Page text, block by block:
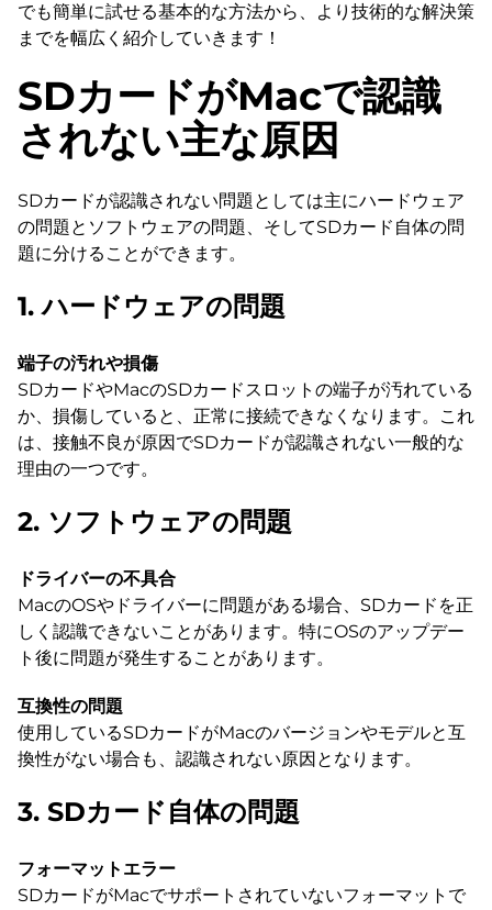
でも簡単に試せる基本的な方法から、より技術的な解決策
までを幅広く紹介していきます！
SDカードがMacで認識
されない主な原因
SDカードが認識されない問題としては主にハードウェア
の問題とソフトウェアの問題、そしてSDカード自体の問
題に分けることができます。
1. ハードウェアの問題
端子の汚れや損傷
SDカードやMacのSDカードスロットの端子が汚れている
か、損傷していると、正常に接続できなくなります。これ
は、接触不良が原因でSDカードが認識されない一般的な
理由の一つです。
2. ソフトウェアの問題
ドライバーの不具合
MacのOSやドライバーに問題がある場合、SDカードを正
しく認識できないことがあります。特にOSのアップデー
ト後に問題が発生することがあります。
互換性の問題
使用しているSDカードがMacのバージョンやモデルと互
換性がない場合も、認識されない原因となります。
3. SDカード自体の問題
フォーマットエラー
SDカードがMacでサポートされていないフォーマットで